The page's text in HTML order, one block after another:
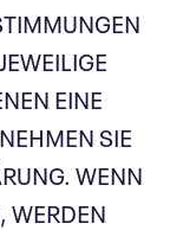
EINE
SIE
WENN
WERDEN